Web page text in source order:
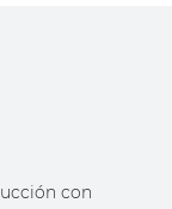
con